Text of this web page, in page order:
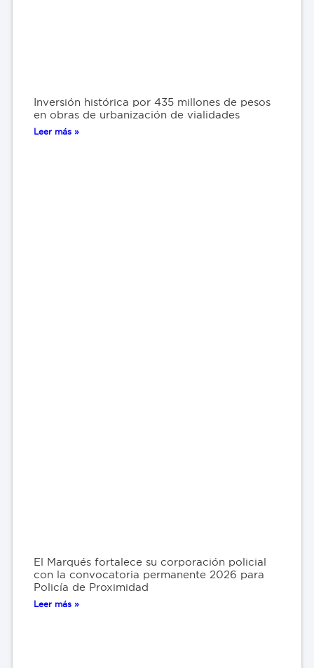
Inversión histórica por 435 millones de pesos
en obras de urbanización de vialidades
Leer más »
El Marqués fortalece su corporación policial
con la convocatoria permanente 2026 para
Policía de Proximidad
Leer más »